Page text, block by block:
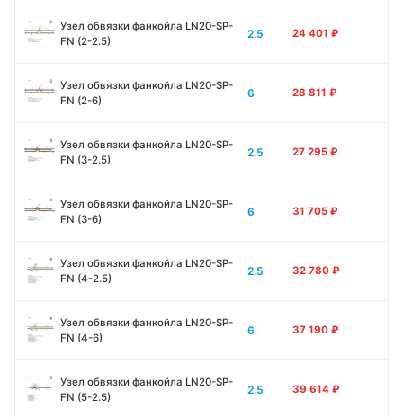
Узел обвязки фанкойла LN20-SP-
FN (2-2.5)
2.5 24 401 ₽
Узел обвязки фанкойла LN20-SP-
FN (2-6)
6 28 811 ₽
Узел обвязки фанкойла LN20-SP-
FN (3-2.5)
2.5 27 295 ₽
Узел обвязки фанкойла LN20-SP-
FN (3-6)
6 31 705 ₽
Узел обвязки фанкойла LN20-SP-
FN (4-2.5)
2.5 32 780 ₽
Узел обвязки фанкойла LN20-SP-
FN (4-6)
6 37 190 ₽
Узел обвязки фанкойла LN20-SP-
FN (5-2.5)
2.5 39 614 ₽